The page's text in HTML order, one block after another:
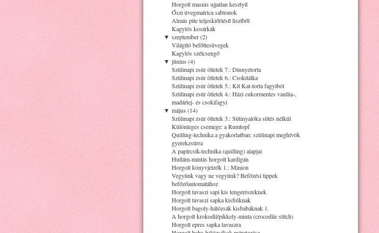
Horgolt masnis ujjatlan kesztyű
Őszi üvegmatrica sablonok
Almás pite teljeskiőrlésű lisztből
Kagylós kosárkák
▼ szeptember (2)
Világító befőttesüvegek
Kagylós szélcsengő
▼ június (4)
Szülinapi zsúr ötletek 7.: Dinnyetorta
Szülinapi zsúr ötletek 6.: Csokitálka
Szülinapi zsúr ötletek 5.: Kit Kat-torta fagyiból
Szülinapi zsúr ötletek 4.: Házi cukormentes vanília-,
madártej- és csokifagyi
▼ május (14)
Szülinapi zsúr ötletek 3.: Sütinyalóka sütés nélkül
Különleges csemege: a Rumtopf
Quilling-technika a gyakorlatban: szülinapi meghívók
gyerekzsúrra
A papírcsík-technika (quilling) alapjai
Hullám-mintás horgolt kardigán
Horgolt könyvjelzők 1.: Minion
Vegyünk vagy ne vegyünk? Befőzési tippek
befőzőautomatához
Horgolt tavaszi sapi kis tengerészeknek
Horgolt tavaszi sapka kisfiúknak
Horgolt bagoly-hálózsák kisbabáknak 1.
A horgolt krokodil/pikkely-minta (crocodile stitch)
Horgolt epres sapka tavaszra